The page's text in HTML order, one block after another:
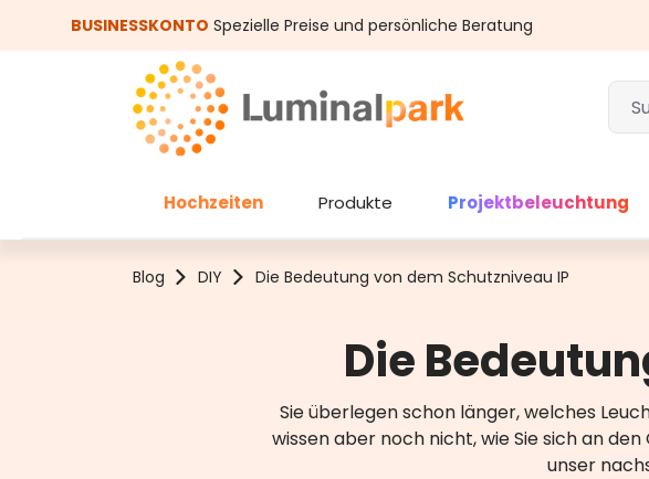
Hauptinhalt springen
Zur Suche springen
BUSINESSKONTO Spezielle Preise und persönliche Beratung
Hochzeiten Produkte Projektbeleuchtung
Blog DIY Die Bedeutung von dem Schutzniveau IP
Die
Sie überlegen schon länger, welches
wissen aber noch nicht, wie Sie sich an
unser